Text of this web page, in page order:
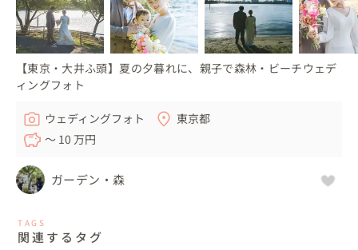
【東京・大井ふ頭】夏の夕暮れに、親子で森林・ビーチウェデ
ィングフォト
ウェディングフォト
東京都
〜 10 万円
ガーデン・森
TAGS
関連するタグ